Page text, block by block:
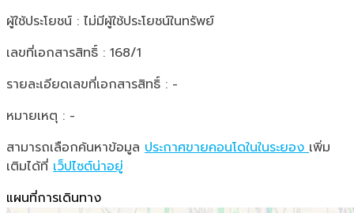
ผู้ใช้ประโยชน์ : ไม่มีผู้ใช้ประโยชน์ในทรัพย์
เลขที่เอกสารสิทธิ์ : 168/1
รายละเอียดเลขที่เอกสารสิทธิ์ : -
หมายเหตุ : -
สามารถเลือกค้นหาข้อมูล ประกาศขายคอนโดในในระยองเพิ่ม
เติมได้ที่ เว็ปไซต์น่าอยู่
แผนที่การเดินทาง